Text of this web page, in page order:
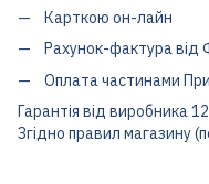
Карткою он-лайн
Рахунок-фактура від
Оплата частинами
Гарантія від виробника
Згідно правил магазину